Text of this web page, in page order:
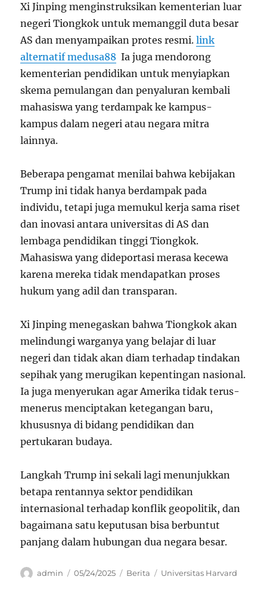
Xi Jinping menginstruksikan kementerian luar
negeri Tiongkok untuk memanggil duta besar
AS dan menyampaikan protes resmi.link
alternatif medusa88 Ia juga mendorong
kementerian pendidikan untuk menyiapkan
skema pemulangan dan penyaluran kembali
mahasiswa yang terdampak ke kampus-
kampus dalam negeri atau negara mitra
lainnya.
Beberapa pengamat menilai bahwa kebijakan
Trump ini tidak hanya berdampak pada
individu, tetapi juga memukul kerja sama riset
dan inovasi antara universitas di AS dan
lembaga pendidikan tinggi Tiongkok.
Mahasiswa yang dideportasi merasa kecewa
karena mereka tidak mendapatkan proses
hukum yang adil dan transparan.
Xi Jinping menegaskan bahwa Tiongkok akan
melindungi warganya yang belajar di luar
negeri dan tidak akan diam terhadap tindakan
sepihak yang merugikan kepentingan nasional.
Ia juga menyerukan agar Amerika tidak terus-
menerus menciptakan ketegangan baru,
khususnya di bidang pendidikan dan
pertukaran budaya.
Langkah Trump ini sekali lagi menunjukkan
betapa rentannya sektor pendidikan
internasional terhadap konflik geopolitik, dan
bagaimana satu keputusan bisa berbuntut
panjang dalam hubungan dua negara besar.
Author
admin
Posted
05/24/2025 Categories
Berita Tags
Universitas Harvard